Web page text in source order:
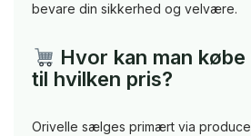
bevare din sikkerhed og velvære.
Hvor kan man
til hvilken pris?
Orivelle sælges primært via